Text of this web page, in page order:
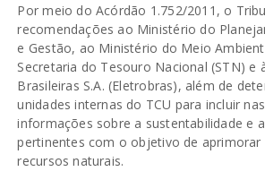
Por meio doAcórdão 1.752/2011 , o
recomendações ao Ministério do
e Gestão, ao Ministério do Meio
Secretaria do Tesouro Nacional (STN) e
Brasileiras S.A. (Eletrobras), além de
unidades internas do TCU para incluir
informações sobre a sustentabilidade e
pertinentes com o objetivo de aprimorar
recursos naturais.